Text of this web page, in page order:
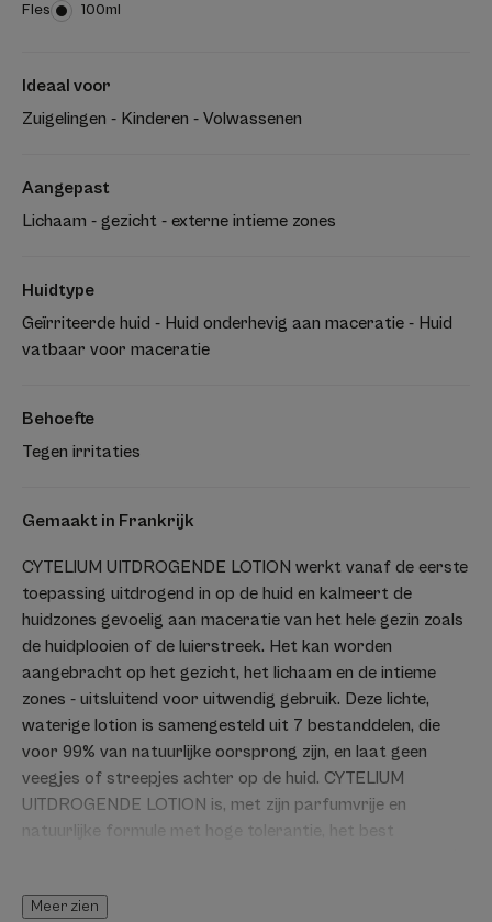
Fles Fles
100ml
Ideaal voor
Zuigelingen - Kinderen - Volwassenen
Aangepast
Lichaam - gezicht - externe intieme zones
Huidtype
Geïrriteerde huid - Huid onderhevig aan maceratie - Huid
vatbaar voor maceratie
Behoefte
Tegen irritaties
Gemaakt in Frankrijk
CYTELIUM UITDROGENDE LOTION werkt vanaf de eerste
toepassing uitdrogend in op de huid en kalmeert de
huidzones gevoelig aan maceratie van het hele gezin zoals
de huidplooien of de luierstreek. Het kan worden
aangebracht op het gezicht, het lichaam en de intieme
zones - uitsluitend voor uitwendig gebruik. Deze lichte,
waterige lotion is samengesteld uit 7 bestanddelen, die
voor 99% van natuurlijke oorsprong zijn, en laat geen
veegjes of streepjes achter op de huid. CYTELIUM
UITDROGENDE LOTION is, met zijn parfumvrije en
natuurlijke formule met hoge tolerantie, het best
oorsprong.
Meer zien